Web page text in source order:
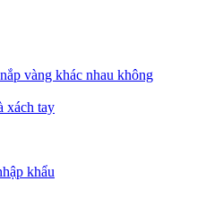
vàng khác nhau không
xách tay
khẩu